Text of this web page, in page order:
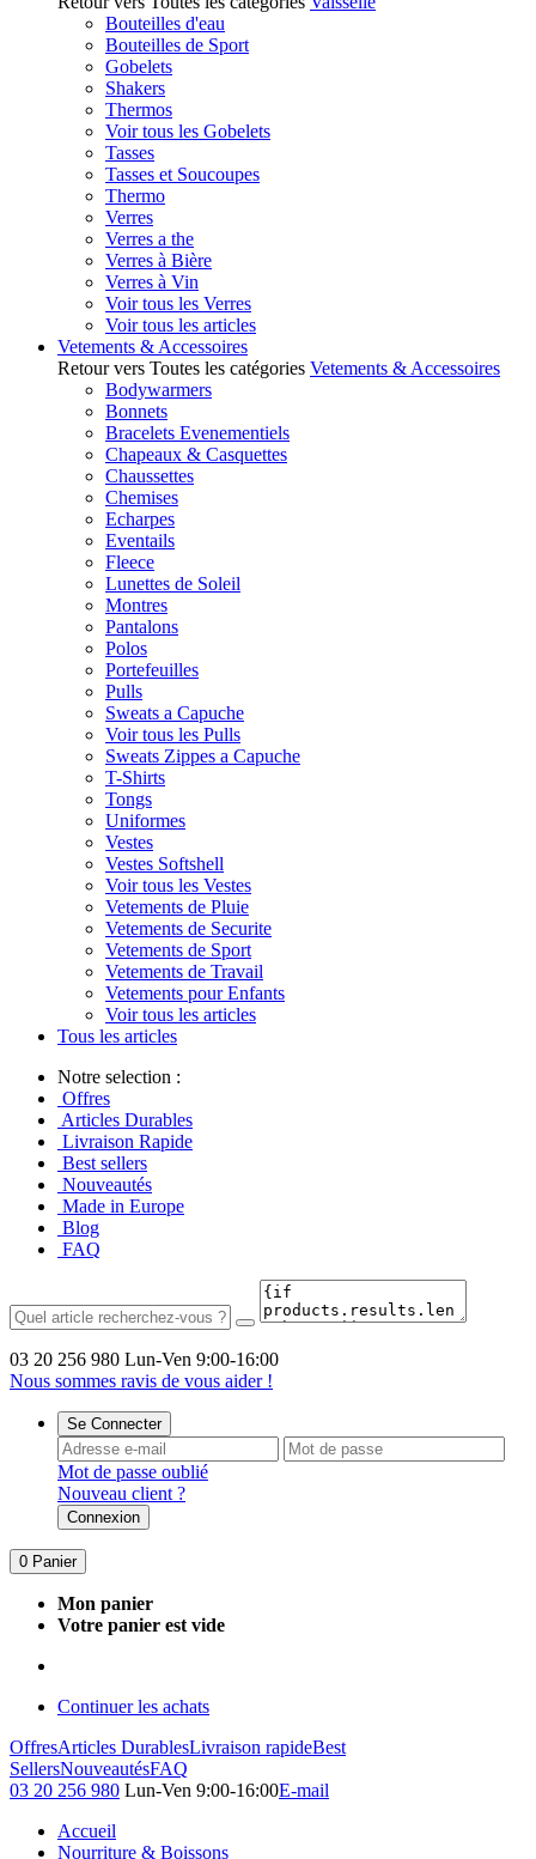
Bouteilles d'eau
Bouteilles de Sport
Gobelets
Shakers
Thermos
Voir tous les Gobelets
Tasses
Tasses et Soucoupes
Thermo
Verres
Verres a the
Verres à Bière
Verres à Vin
Voir tous les Verres
Voir tous les articles
Vetements & Accessoires
Retour vers Toutes les catégories Vetements & Accessoires
Bodywarmers
Bonnets
Bracelets Evenementiels
Chapeaux & Casquettes
Chaussettes
Chemises
Echarpes
Eventails
Fleece
Lunettes de Soleil
Montres
Pantalons
Polos
Portefeuilles
Pulls
Sweats a Capuche
Voir tous les Pulls
Sweats Zippes a Capuche
T-Shirts
Tongs
Uniformes
Vestes
Vestes Softshell
Voir tous les Vestes
Vetements de Pluie
Vetements de Securite
Vetements de Sport
Vetements de Travail
Vetements pour Enfants
Voir tous les articles
Tous les articles
Notre selection :
Offres
Articles Durables
Livraison Rapide
Best sellers
Nouveautés
Made in Europe
Blog
FAQ
03 20 256 980 Lun-Ven 9:00-16:00
Nous sommes ravis de vous aider !
Se Connecter
Mot de passe oublié
Nouveau client ?
Connexion
0 Panier
Mon panier
Votre panier est vide
Continuer les achats
OffresArticles DurablesLivraison rapideBest
SellersNouveautésFAQ
03 20 256 980 Lun-Ven 9:00-16:00E-mail
Accueil
Nourriture & Boissons